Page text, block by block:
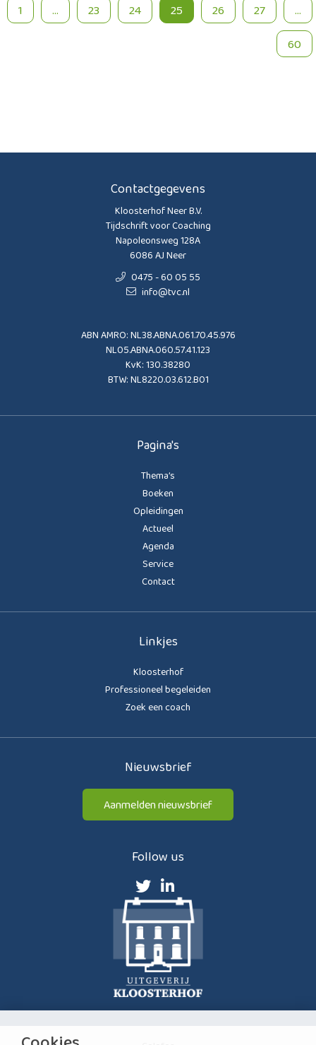
1 ... 23 24 25 26 27
...
60
Contactgegevens
Kloosterhof Neer B.V.
Tijdschrift voor Coaching
Napoleonsweg 128A
6086 AJ Neer
0475 - 60 05 55
info@tvc.nl
ABN AMRO: NL38.ABNA.061.70.45.976
NL05.ABNA.060.57.41.123
KvK: 130.38280
BTW: NL8220.03.612.B01
Pagina's
Thema’s
Boeken
Opleidingen
Actueel
Agenda
Service
Contact
Linkjes
Kloosterhof
Professioneel begeleiden
Zoek een coach
Nieuwsbrief
Aanmelden nieuwsbrief
Follow us